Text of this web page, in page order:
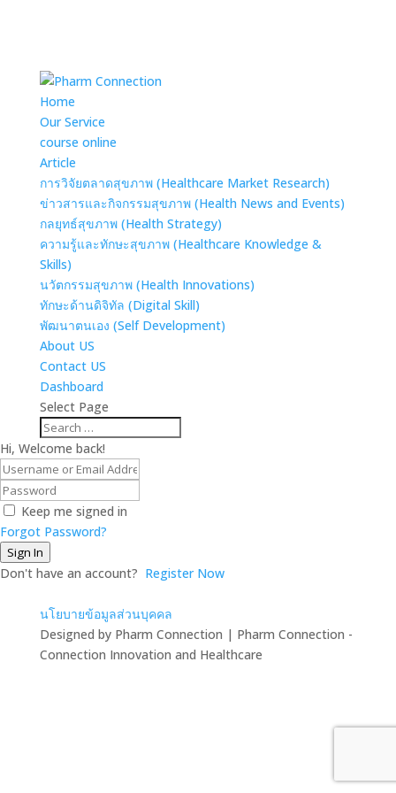
Home
Our Service
course online
Article
การวิจัยตลาดสุขภาพ (Healthcare Market Research)
ข่าวสารและกิจกรรมสุขภาพ (Health News and Events)
กลยุทธ์สุขภาพ (Health Strategy)
ความรู้และทักษะสุขภาพ (Healthcare Knowledge &
Skills)
นวัตกรรมสุขภาพ (Health Innovations)
ทักษะด้านดิจิทัล (Digital Skill)
พัฒนาตนเอง (Self Development)
About US
Contact US
Dashboard
Select Page
Hi, Welcome back!
Keep me signed in
Forgot Password?
Sign In
Don't have an account? Register Now
นโยบายข้อมูลส่วนบุคคล
Designed by Pharm Connection | Pharm Connection -
Connection Innovation and Healthcare